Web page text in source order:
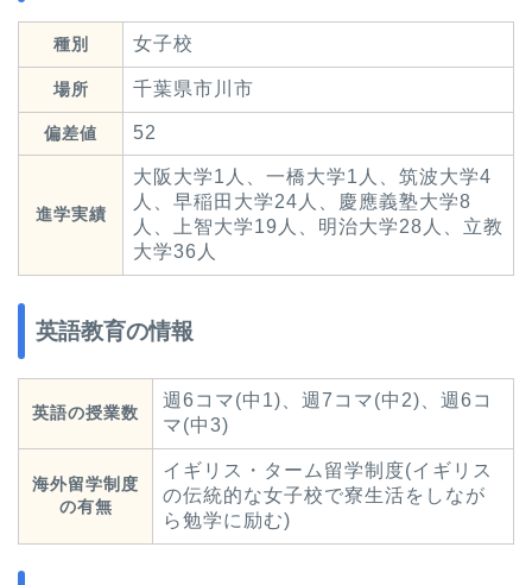
種別 女子校
場所 千葉県市川市
偏差値 52
進学実績
大阪大学1人、一橋大学1人、筑波大学4
人、早稲田大学24人、慶應義塾大学8
人、上智大学19人、明治大学28人、立教
大学36人
英語教育の情報
英語の授業数
週6コマ(中1)、週7コマ(中2)、週6コ
マ(中3)
海外留学制度
の有無
イギリス・ターム留学制度(イギリス
の伝統的な女子校で寮生活をしなが
ら勉学に励む)